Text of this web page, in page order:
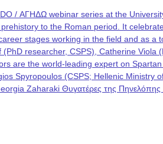
/ ΑΓΗΔΩ webinar series at the
to the Roman period. It
stages working in the field and as a
researcher, CSPS), Catherine Viola
are the world-leading expert on
Spyropoulos (CSPS; Hellenic Ministry
Zaharaki Θυγατέρες της Πηνελόπης